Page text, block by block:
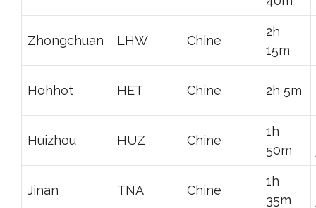
Zhongchuan LHW Chine
2h
15m
Hohhot HET Chine 2h 5m
Huizhou HUZ Chine
1h
50m
Jinan TNA Chine
1h
35m